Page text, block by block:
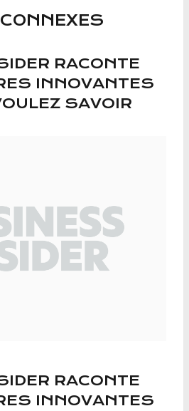
RACONTE
INNOVANTES
SAVOIR
RACONTE
INNOVANTES